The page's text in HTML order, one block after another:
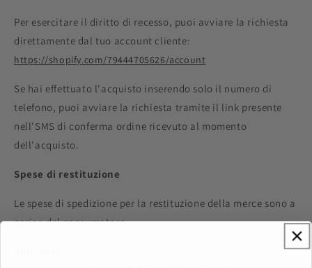
Per esercitare il diritto di recesso, puoi avviare la richiesta
direttamente dal tuo account cliente:
https://shopify.com/79444705626/account
Se hai effettuato l'acquisto inserendo solo il numero di
telefono, puoi avviare la richiesta tramite il link presente
nell'SMS di conferma ordine ricevuto al momento
dell'acquisto.
Spese di restituzione
Le spese di spedizione per la restituzione della merce sono a
carico del consumatore.